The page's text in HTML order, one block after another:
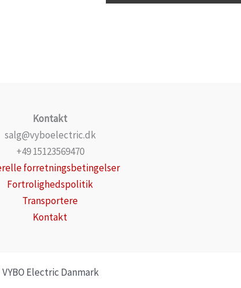
Kontakt
salg@vyboelectric.dk
+49 15123569470
forretningsbetingelser
Fortrolighedspolitik
Transportere
Kontakt
VYBO Electric Danmark